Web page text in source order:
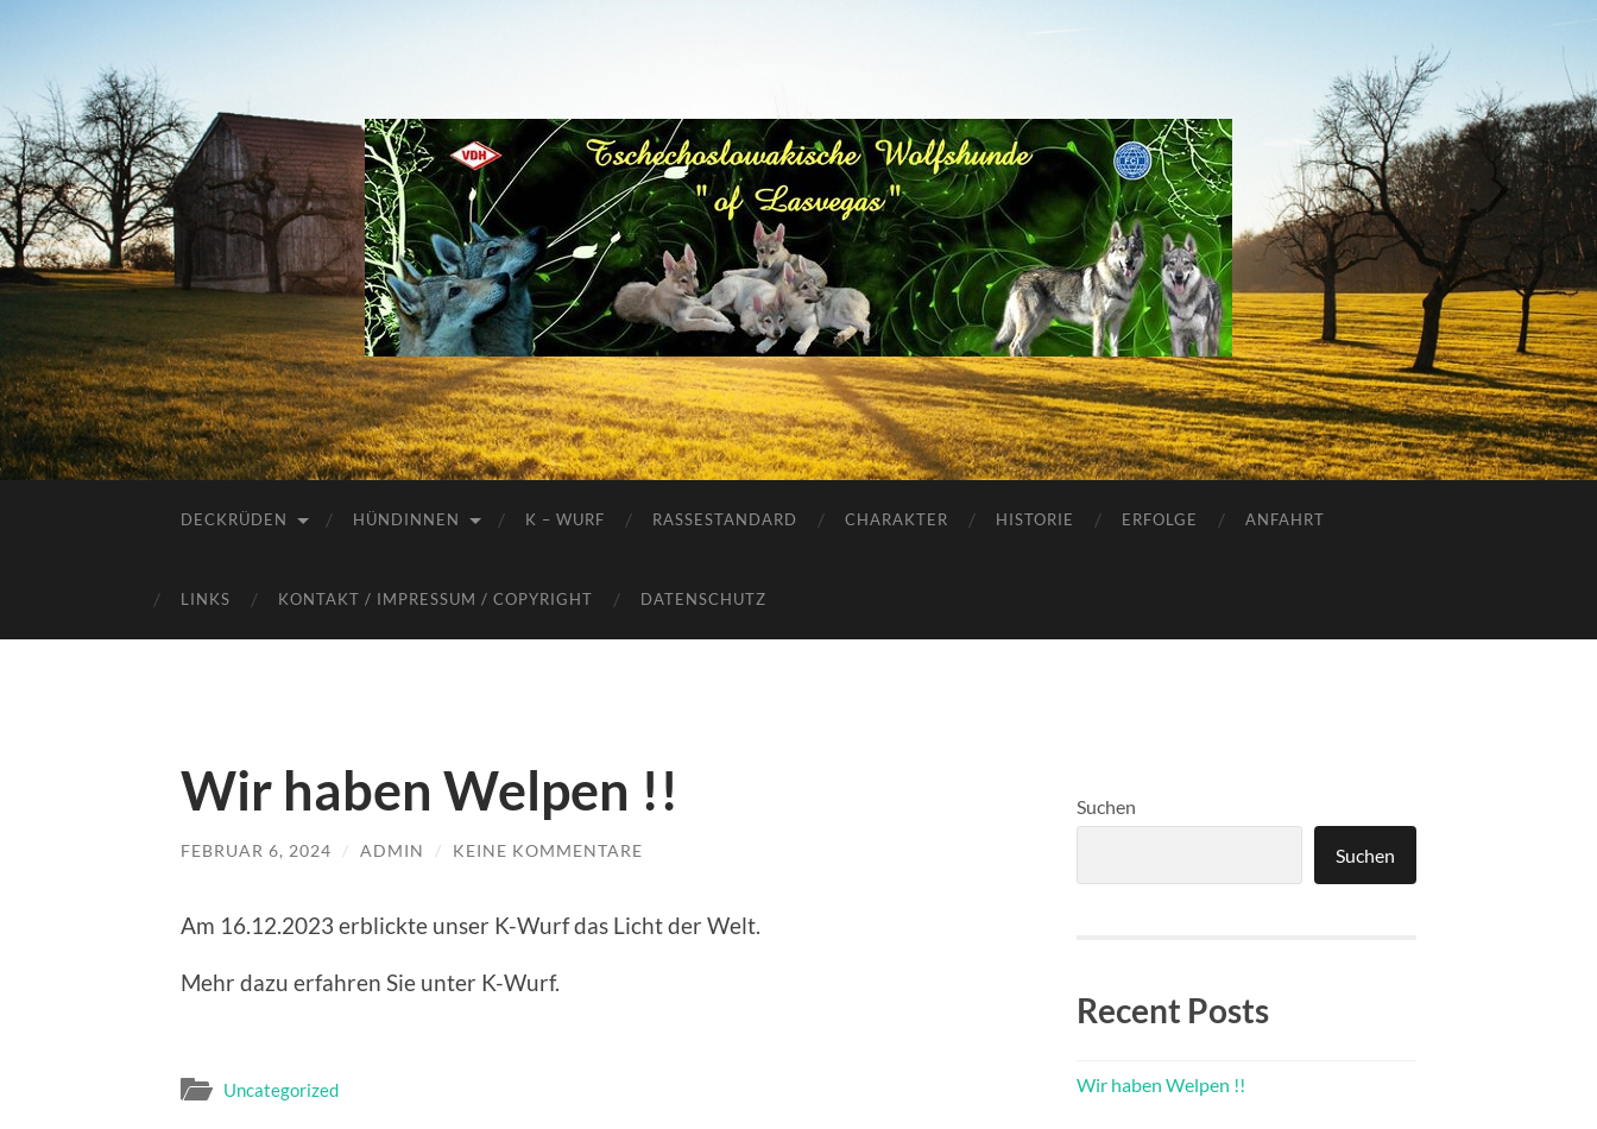
Tschechoslowakische
Wolfhunde
DECKRÜDEN HÜNDINNEN K – WURF RASSESTANDARD CHARAKTER HISTORIE ERFOLGE ANFAHRT
LINKS KONTAKT / IMPRESSUM / COPYRIGHT DATENSCHUTZ
Wir haben Welpen !!
FEBRUAR 6, 2024 / ADMIN / KEINE KOMMENTARE
Am 16.12.2023 erblickte unser K-Wurf das Licht der Welt.
Mehr dazu erfahren Sie unter K-Wurf.
Uncategorized
Suchen
Suchen
Recent Posts
Wir haben Welpen !!